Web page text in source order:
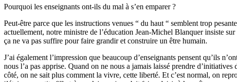
Pourquoi les enseignants ont-ils du mal à s’en emparer ?
Peut-être parce que les instructions venues “ du haut “ semblent trop
actuellement, notre ministre de l’éducation Jean-Michel Blanquer insiste
ça ne va pas suffire pour faire grandir et construire un être humain.
J’ai également l’impression que beaucoup d’enseignants pensent qu’ils
nous l’a pas apprise. Quand on ne nous a jamais laissé prendre
côté, on ne sait plus comment la vivre, cette liberté. Et c’est normal, on